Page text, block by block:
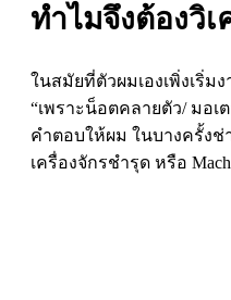
ทำไมจึงต้องวิ
ในสมัยที่ตัวผมเองเพิ่งเริ่ม
“เพราะน็อตคลายตัว/ มอ
คำตอบให้ผม ในบางครั้งช่
เครื่องจักรชำรุด หรือ